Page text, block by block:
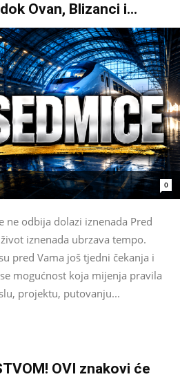
Ovan, Blizanci i...
0
ne odbija dolazi iznenada Pred
iznenada ubrzava tempo.
pred Vama još tjedni čekanja i
mogućnost koja mijenja pravila
projektu, putovanju...
OVI znakovi će